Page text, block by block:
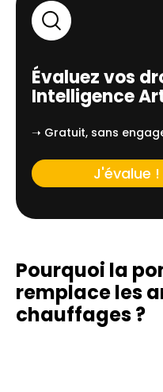
Évaluez vos
Intelligence
➝ Gratuit, sans
J'évalue !
Pourquoi la
remplaceles
chauffages ?